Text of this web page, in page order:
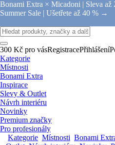
Bonami Extra × Micadoni | Sleva
Summer Sale | Ušetřete až 40 % →
300 Kč pro vásRegistracePřihlášení
Kategorie
Místnosti
Bonami Extra
Inspirace
Slevy & Outlet
Návrh interiéru
Novinky
Premium značky
Pro profesionály
Kategorie Místnosti Bonami